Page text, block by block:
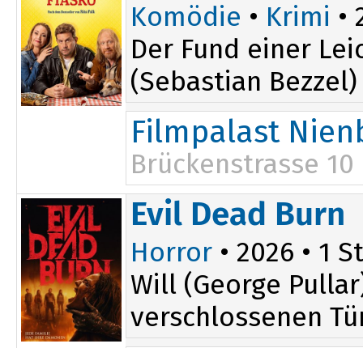
Komödie • Krimi •
Der Fund einer
(Sebastian
Filmpalast
Brückenstrasse 10
19:45
Evil Dead Burn
Horror • 2026 • 1
Will (George
verschlossenen